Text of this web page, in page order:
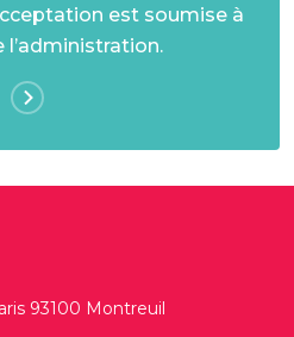
est soumise à
l’administration.
93100 Montreuil